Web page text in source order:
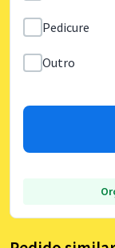
Pedicure
Outro